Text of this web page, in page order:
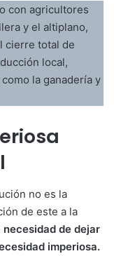
con agricultores
y el altiplano,
cierre total de
local,
la ganadería y
no es la
de este a la
necesidad de dejar
imperiosa.